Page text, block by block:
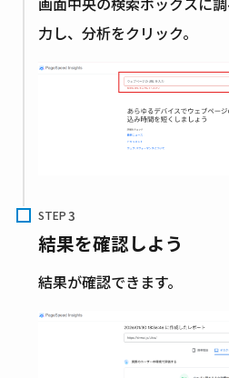
力し、分析をクリック。
STEP
結果を確認しよう
結果が確認できます。